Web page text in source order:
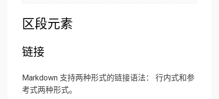
区段元素
链接
Markdown 支持两种形式的链接语法： 行内式和参
考式两种形式。